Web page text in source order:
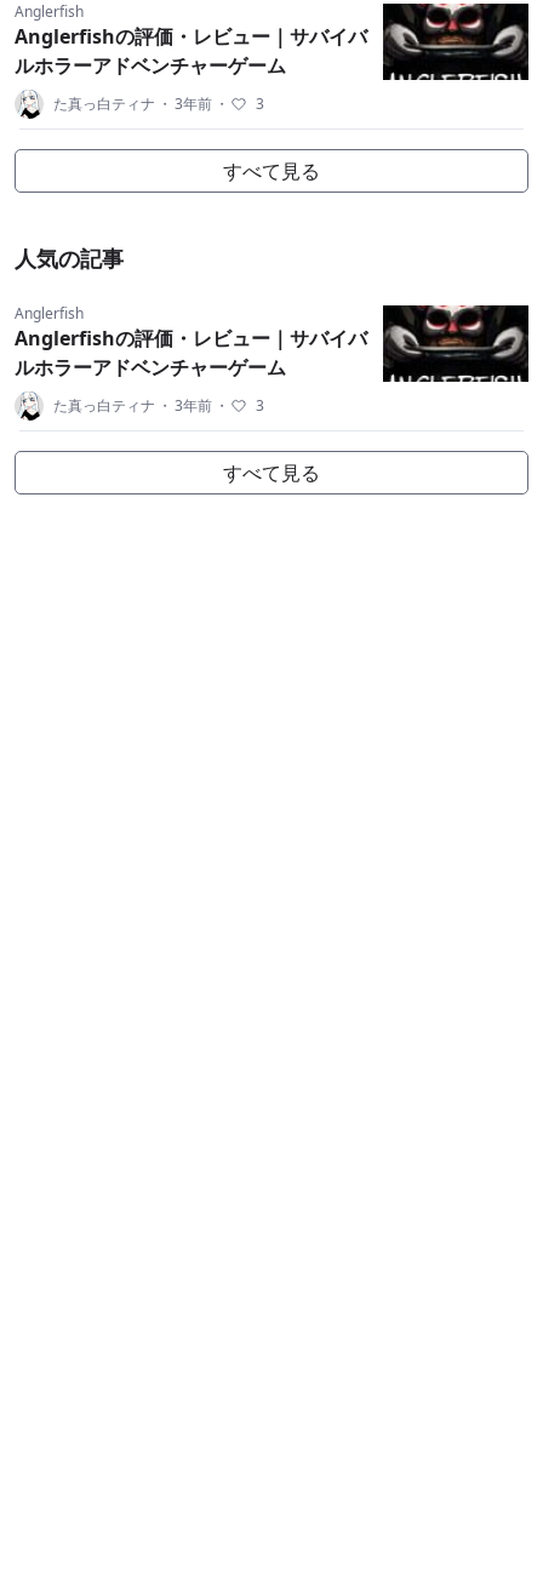
Anglerfish
Anglerfishの評価・レビュー｜サバイバ
ルホラーアドベンチャーゲーム
た真っ白ティナ ・ 3年前 ・ 3
すべて見る
人気の記事
Anglerfish
Anglerfishの評価・レビュー｜サバイバ
ルホラーアドベンチャーゲーム
た真っ白ティナ ・ 3年前 ・ 3
すべて見る